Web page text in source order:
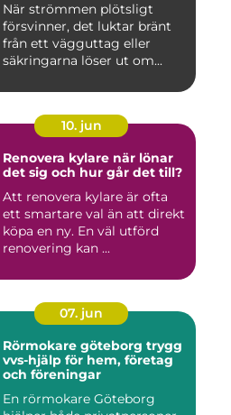
När strömmen plötsligt
försvinner, det luktar bränt
från ett vägguttag eller
säkringarna löser ut om...
10. jun
Renovera kylare när lönar
det sig och hur går det till?
Att renovera kylare är ofta
ett smartare val än att direkt
köpa en ny. En väl utförd
renovering kan ...
07. jun
Rörmokare göteborg trygg
vvs-hjälp för hem, företag
och föreningar
En rörmokare Göteborg